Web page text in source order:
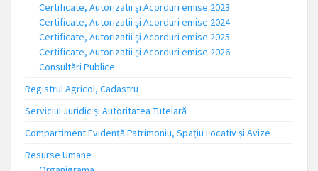
Certificate, Autorizatii și Acorduri emise 2023
Certificate, Autorizatii și Acorduri emise 2024
Certificate, Autorizatii și Acorduri emise 2025
Certificate, Autorizatii și Acorduri emise 2026
Consultări Publice
Registrul Agricol, Cadastru
Serviciul Juridic și Autoritatea Tutelară
Compartiment Evidență Patrimoniu, Spațiu Locativ și Avize
Resurse Umane